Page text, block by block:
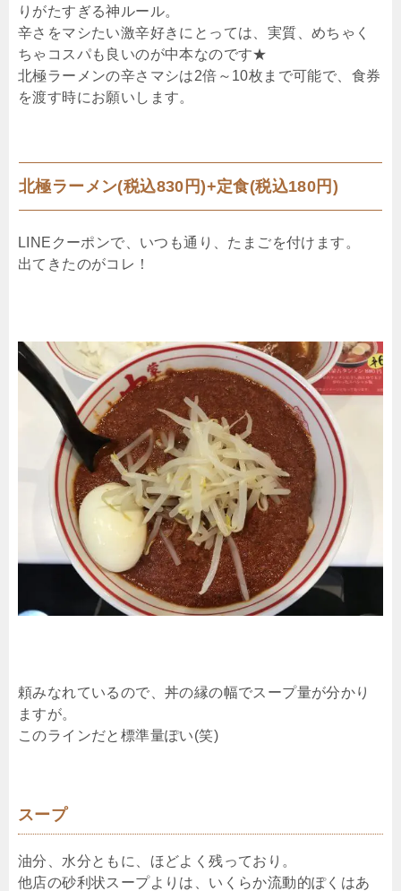
りがたすぎる神ルール。
辛さをマシたい激辛好きにとっては、実質、めちゃく
ちゃコスパも良いのが中本なのです★
北極ラーメンの辛さマシは2倍～10枚まで可能で、食券
を渡す時にお願いします。
北極ラーメン(税込830円)+定食(税込180円)
LINEクーポンで、いつも通り、たまごを付けます。
出てきたのがコレ！
頼みなれているので、丼の縁の幅でスープ量が分かり
ますが。
このラインだと標準量ぽい(笑)
スープ
油分、水分ともに、ほどよく残っており。
他店の砂利状スープよりは、いくらか流動的ぽくはあ